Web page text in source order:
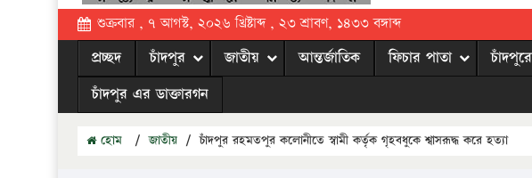
শুক্রবার , ৭ আগস্ট, ২০২৬ খ্রিষ্টাব্দ , ২৩ শ্রাবণ, ১৪৩৩ বঙ্গাব্দ
প্রচ্ছদ চাঁদপুর জাতীয় আন্তর্জাতিক ফিচার পাতা
চাঁদপুর এর ডাক্তারগন
হোম / জাতীয় / চাঁদপুর রহমতপুর কলোনীতে স্বামী কর্তৃক গৃহবধুকে শ্বাসরূদ্ধ করে হত্যা